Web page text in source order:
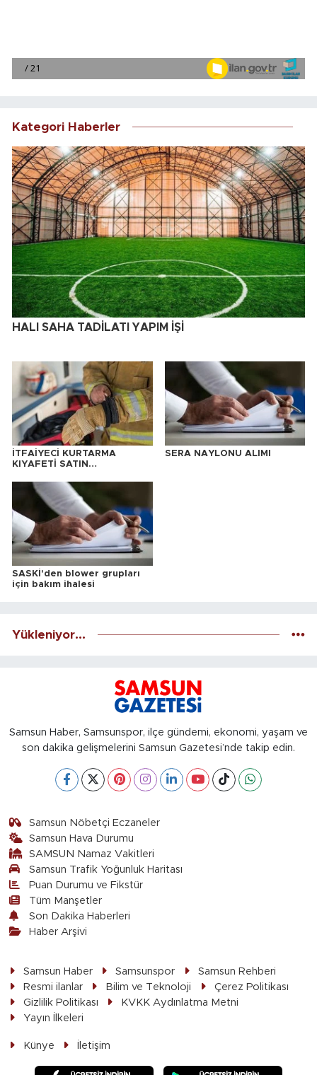
Kategori Haberler
HALI SAHA TADİLATI YAPIM İŞİ
İTFAİYECİ KURTARMA
KIYAFETİ SATIN
SERA NAYLONU ALIMI
SASKİ'den blower grupları
için bakım ihalesi
Yükleniyor...
Samsun Haber, Samsunspor, ilçe gündemi, ekonomi, yaşam ve
son dakika gelişmelerini Samsun Gazetesi’nde takip edin.
Samsun Nöbetçi Eczaneler
Samsun Hava Durumu
SAMSUN Namaz Vakitleri
Samsun Trafik Yoğunluk Haritası
Puan Durumu ve Fikstür
Tüm Manşetler
Son Dakika Haberleri
Haber Arşivi
Samsun Haber Samsunspor
Samsun Rehberi
Resmi ilanlar
Bilim ve Teknoloji
Çerez Politikası
Gizlilik Politikası
KVKK Aydınlatma Metni
Yayın İlkeleri
Künye İletişim